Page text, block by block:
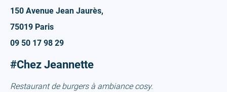
150 Avenue Jean Jaurès,
75019 Paris
09 50 17 98 29
#Chez Jeannette
Restaurant de burgers à ambiance cosy.